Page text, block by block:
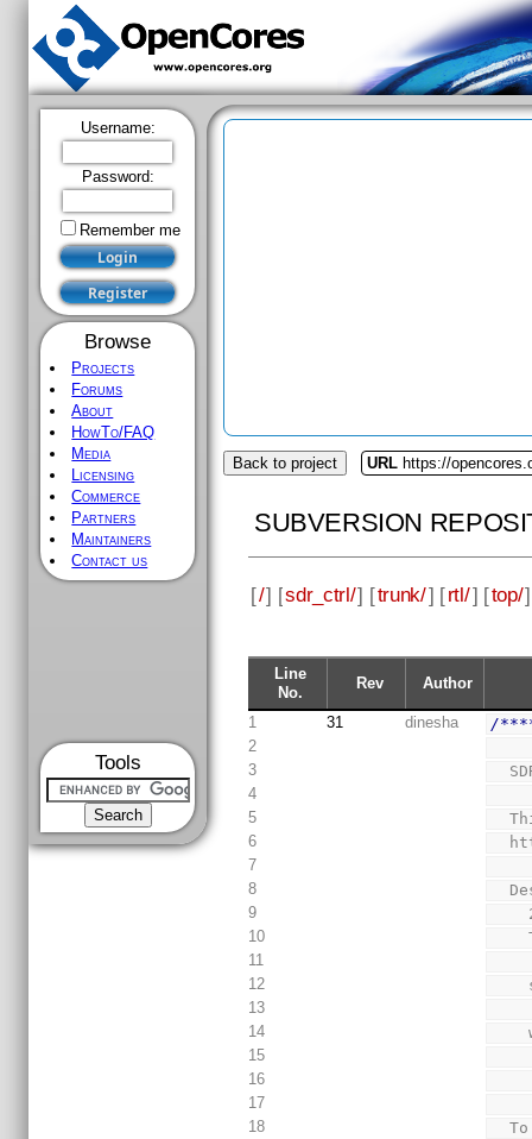
Username:
Password:
Remember me
Browse
Projects
Forums
About
HowTo/FAQ
Media
Licensing
Commerce
Partners
Maintainers
Contact us
Tools
Back to project URL https://
SUBVERSION
[/] [sdr_ctrl/] [trunk/] [rtl/] [top/
Line
No.
Rev Author
1 31 dinesha
/
2
3
4
5
6
7
8
9
10
11
12
13
14
15
16
17
18